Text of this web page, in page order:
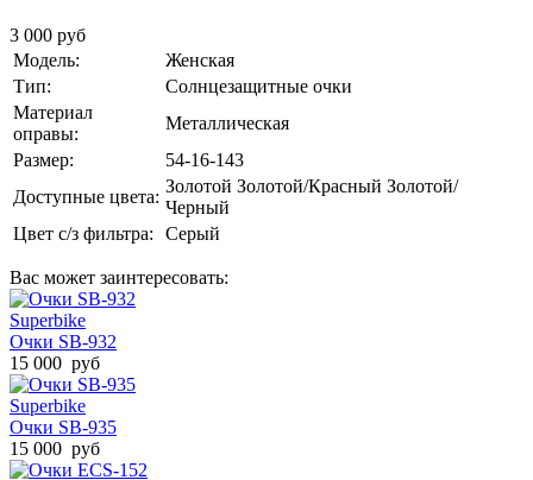
3 000 руб
Модель:
Женская
Тип:
Солнцезащитные очки
Материал
оправы:
Металлическая
Размер:
54-16-143
Доступные цвета:
Золотой Золотой/Красный Золотой/
Черный
Цвет с/з фильтра:
Серый
Вас может заинтересовать:
Superbike
Очки SB-932
15 000 руб
Superbike
Очки SB-935
15 000 руб